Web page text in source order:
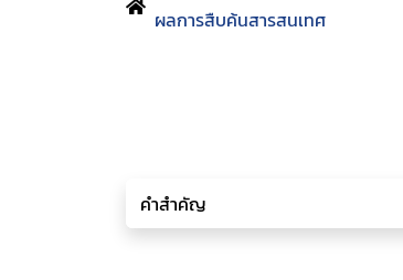
ผลการสืบค้นสารสนเทศ